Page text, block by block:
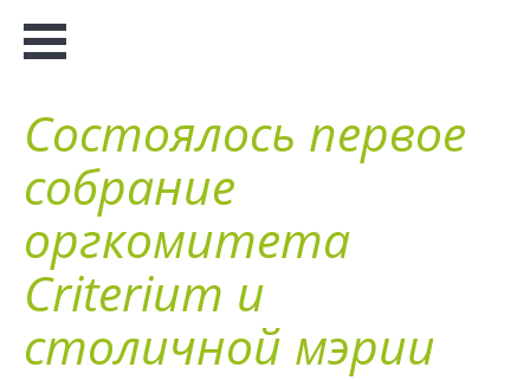
Состоялось первое
собрание
оргкомитета
Criterium и
столичной мэрии